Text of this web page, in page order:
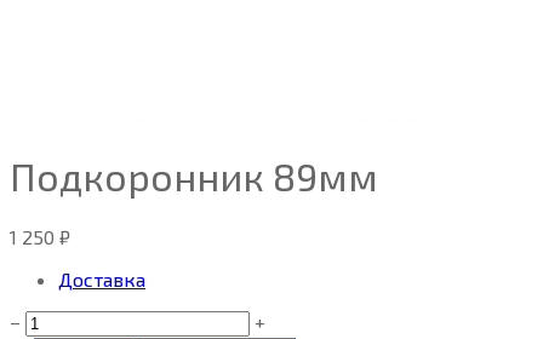
Подкоронник 89мм
1 250 ₽
Доставка
−
+